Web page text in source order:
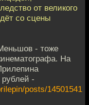
от великого
со сцены
- тоже
На
-
posts/14501541